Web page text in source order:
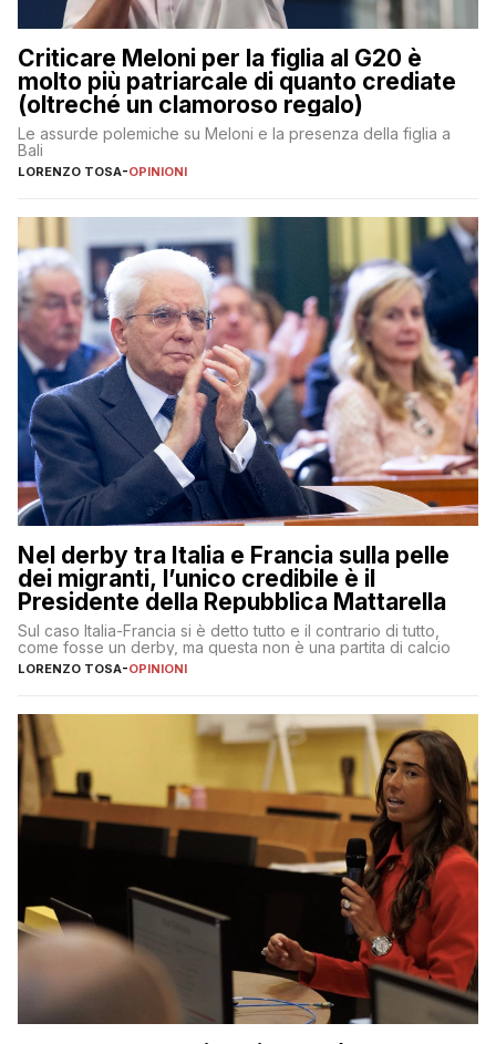
Criticare Meloni per la figlia al G20 è
molto più patriarcale di quanto crediate
(oltreché un clamoroso regalo)
Le assurde polemiche su Meloni e la presenza della figlia a
Bali
LORENZO TOSA-OPINIONI
Nel derby tra Italia e Francia sulla pelle
dei migranti, l’unico credibile è il
Presidente della Repubblica Mattarella
Sul caso Italia-Francia si è detto tutto e il contrario di tutto,
come fosse un derby, ma questa non è una partita di calcio
LORENZO TOSA-OPINIONI